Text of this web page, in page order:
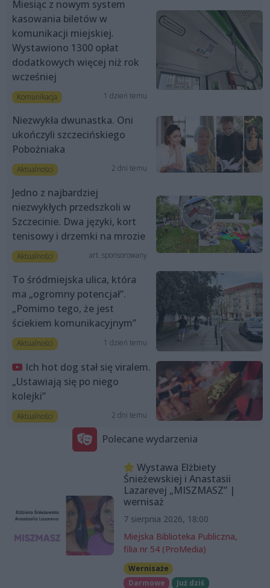
Miesiąc z nowym system
kasowania biletów w
komunikacji miejskiej.
Wystawiono 1300 opłat
dodatkowych więcej niż rok
wcześniej
Komunikacja 1 dzień temu
Niezwykła dwunastka. Oni
ukończyli szczecińskiego
Pobożniaka
Aktualności 2 dni temu
Jedno z najbardziej
niezwykłych przedszkoli w
Szczecinie. Dwa języki, kort
tenisowy i drzemki na mrozie
Aktualności art. sponsorowany
To śródmiejska ulica, która
ma „ogromny potencjał”.
„Pomimo tego, że jest
ściekiem komunikacyjnym”
Aktualności 1 dzień temu
Ich hot dog stał się viralem.
„Ustawiają się po niego
kolejki”
Aktualności 2 dni temu
Polecane wydarzenia
Wystawa Elżbiety
Śnieżewskiej i Anastasii
Lazarevej „MISZMASZ” |
wernisaż
7 sierpnia 2026, 18:00
Miejska Biblioteka Publiczna,
filia nr 54 (ProMedia)
Wernisaże
Darmowe
Już dziś